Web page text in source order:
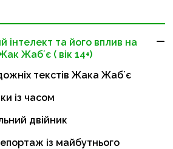
інтелект та його вплив на
Жабʼє ( вік 14+)
текстів Жака Жабʼє
із часом
двійник
із майбутнього